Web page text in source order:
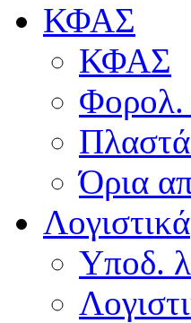
ΚΦΑΣ
ΚΦΑΣ
Φορολ.
Πλαστά
Όρια
Λογιστικά
Υποδ.